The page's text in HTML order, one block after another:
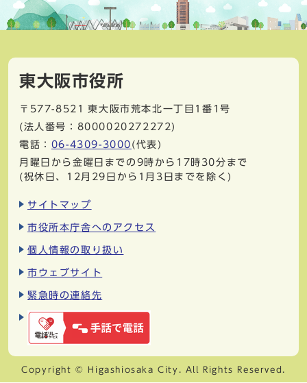
東大阪市役所
〒577-8521
東大阪市荒本北一丁目1番1号
(法人番号：8000020272272)
電話： 06-4309-3000 (代表)
月曜日から金曜日までの9時から17時30分まで
(祝休日、12月29日から1月3日までを除く)
サイトマップ
市役所本庁舎へのアクセス
個人情報の取り扱い
市ウェブサイト
緊急時の連絡先
Copyright © Higashiosaka City. All Rights Reserved.